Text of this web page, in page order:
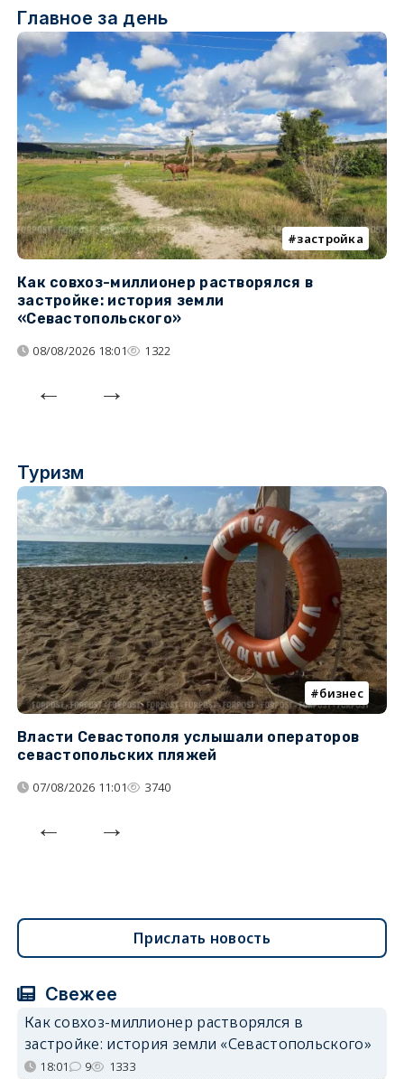
Главное за день
застройка
Как совхоз-миллионер растворялся в
застройке: история земли
«Севастопольского»
08/08/2026 18:01 1322
Туризм
бизнес
Власти Севастополя услышали операторов
севастопольских пляжей
07/08/2026 11:01 3740
Прислать новость
Свежее
Как совхоз-миллионер растворялся в
застройке: история земли «Севастопольского»
18:01 9 1333